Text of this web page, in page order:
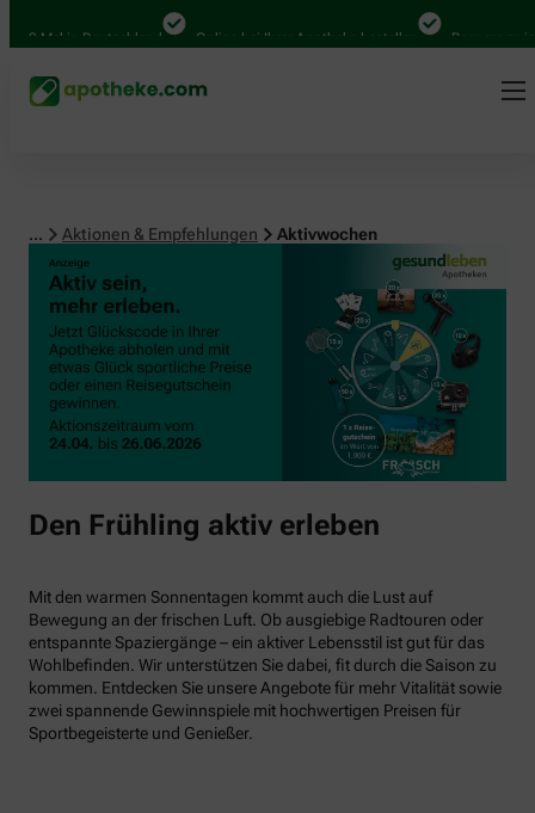
Mal in Deutschland Online bei Ihrer Apotheke bestellen Bequem
... Aktionen & Empfehlungen Aktivwochen
Den Frühling aktiv erleben
Mit den warmen Sonnentagen kommt auch die Lust auf
Bewegung an der frischen Luft. Ob ausgiebige Radtouren oder
entspannte Spaziergänge – ein aktiver Lebensstil ist gut für das
Wohlbefinden. Wir unterstützen Sie dabei, fit durch die Saison zu
kommen. Entdecken Sie unsere Angebote für mehr Vitalität sowie
zwei spannende Gewinnspiele mit hochwertigen Preisen für
Sportbegeisterte und Genießer.